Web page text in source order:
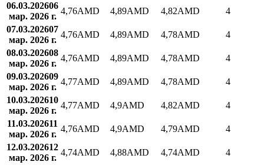
06.03.202606
мар. 2026 г.
4,76AMD 4,89AMD 4,82AMD
4
07.03.202607
мар. 2026 г.
4,76AMD 4,89AMD 4,78AMD
4
08.03.202608
мар. 2026 г.
4,76AMD 4,89AMD 4,78AMD
4
09.03.202609
мар. 2026 г.
4,77AMD 4,89AMD 4,78AMD
4
10.03.202610
мар. 2026 г.
4,77AMD 4,9AMD 4,82AMD
4
11.03.202611
мар. 2026 г.
4,76AMD 4,9AMD 4,79AMD
4
12.03.202612
мар. 2026 г.
4,74AMD 4,88AMD 4,74AMD
4